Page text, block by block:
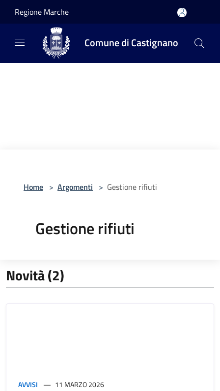
Regione Marche
Comune di Castignano
Home > Argomenti > Gestione rifiuti
Gestione rifiuti
Novità (2)
AVVISI 11 MARZO 2026